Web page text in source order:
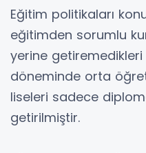
Eğitim politikaları
eğitimden sorumlu
yerine getiremedikleri
döneminde orta
liseleri sadece
getirilmiştir.